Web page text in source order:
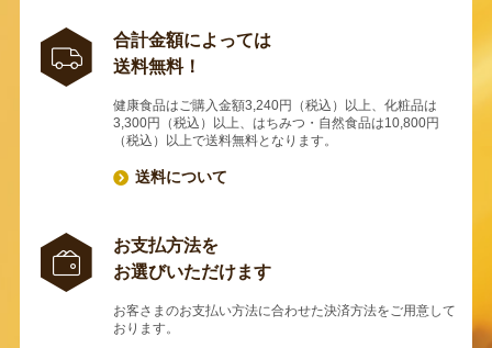
合計金額によっては
送料無料！
健康食品はご購入金額3,240円（税込）以上、化粧品は
3,300円（税込）以上、はちみつ・自然食品は10,800円
（税込）以上で送料無料となります。
送料について
お支払方法を
お選びいただけます
お客さまのお支払い方法に合わせた決済方法をご用意して
おります。